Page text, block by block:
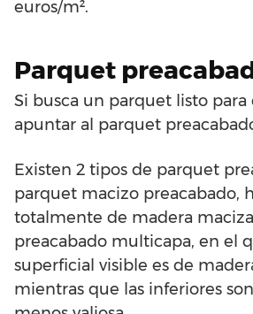
euros/m².
Parquet
Si busca un parquet listo para
apuntar al parquet
Existen 2 tipos de parquet
parquet macizo preacabado,
totalmente de madera
preacabado multicapa, en el
superficial visible es de
mientras que las inferiores